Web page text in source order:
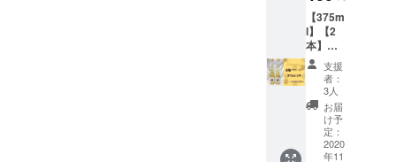
枚とさ
せて頂
きま
す。 ※
チケッ
ト配布
は、
メール
にての
発行に
なる可
映える
こと間
違いな
し！！*
＊・.*・
想像以
上に金
箔の迫
力が…
520ml
本セッ
ト 無着
色、無
香料、
酸化防
止剤不
使用。
素材を
生か
し、日
本独自
【375m
l】【2
本】
【金
箔】
【送料
込み】
金箔
Honey
mee〈3
75ml〉
支援
者：
3人
お届
け予
定：
2020
年11